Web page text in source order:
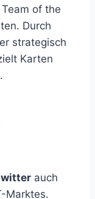
of the
Durch
strategisch
Karten
auch
Marktes.